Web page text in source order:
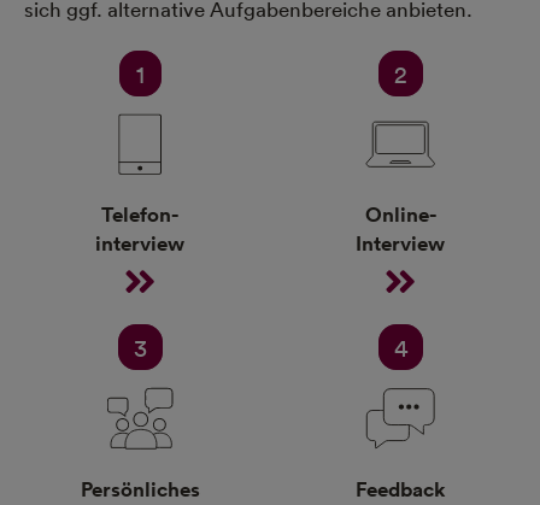
sich ggf. alternative Aufgabenbereiche anbieten.
1
Telefon-
interview
2
Online-
Interview
3
Persönliches
4
Feedback